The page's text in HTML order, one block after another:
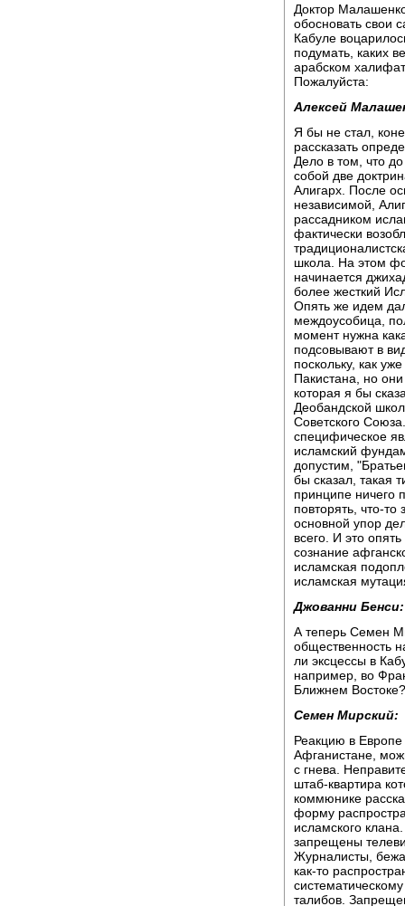
Доктор
обосновать свои
Кабуле
подумать, каких
арабском
Пожалуйста:
Алексей
Я бы не стал,
рассказать
Дело в том, что
собой две
Алигарх. После
независимой,
рассадником
фактически
школа. На этом
начинается
более жесткий
Опять же идем
междоусобица,
момент нужна
подсовывают в
поскольку, как
Пакистана, но
которая я бы
Деобандской
Советского
специфическое
исламский
допустим,
бы сказал, такая
принципе ничего
повторять, что-
основной упор
всего. И это
сознание
исламская
исламская
Джованни Бенси:
А теперь Семен
общественность
ли эксцессы в
например, во
Ближнем Востоке?
Семен Мирский:
Реакцию в Европе
Афганистане,
с гнева.
штаб-квартира
коммюнике
форму
исламского
запрещены
Журналисты,
как-то
талибов.